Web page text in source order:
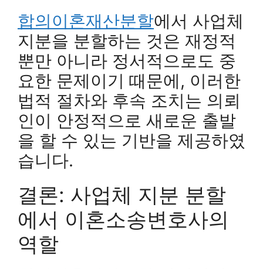
합의이혼재산분할에서 사업체
지분을 분할하는 것은 재정적
뿐만 아니라 정서적으로도 중
요한 문제이기 때문에, 이러한
법적 절차와 후속 조치는 의뢰
인이 안정적으로 새로운 출발
을 할 수 있는 기반을 제공하였
습니다.
결론: 사업체 지분 분할
에서 이혼소송변호사의
역할